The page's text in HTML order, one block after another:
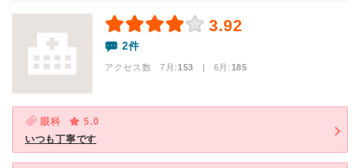
3.92
2件
アクセス数 7月:153 | 6月:185
眼科
5.0
いつも丁寧です